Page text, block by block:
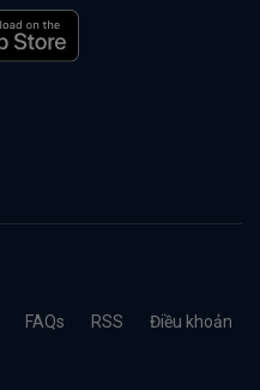
FAQs RSS Điều khoản